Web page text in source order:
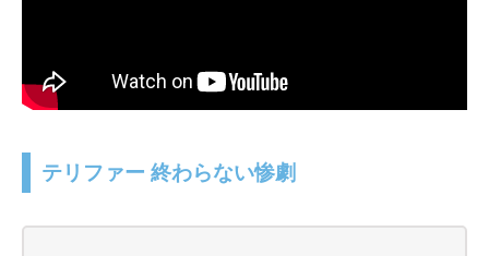
テリファー 終わらない惨劇